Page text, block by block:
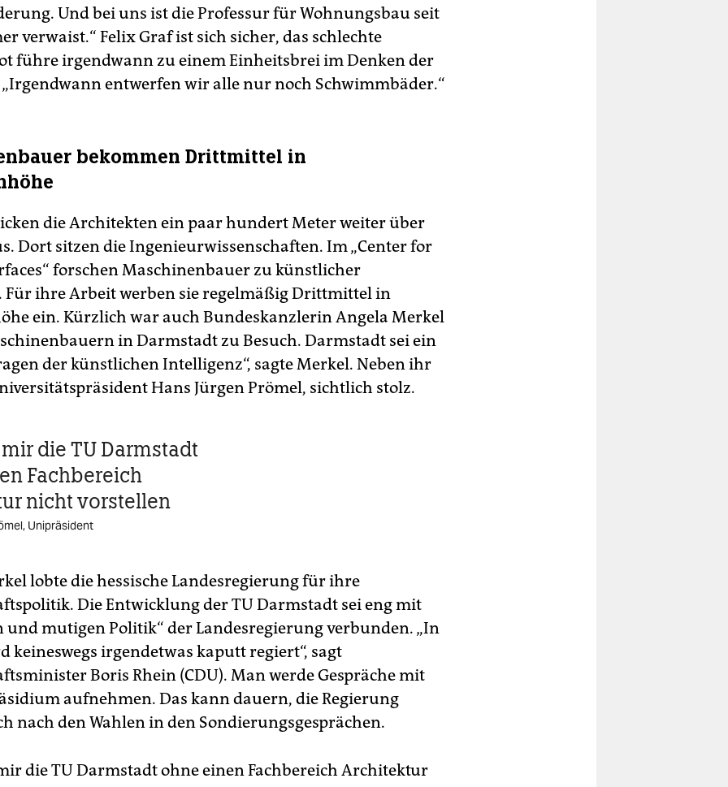
Und bei uns ist die Professur für Wohnungsbau seit
verwaist.“ Felix Graf ist sich sicher, das schlechte
führe irgendwann zu einem Einheitsbrei im Denken der
entwerfen wir alle nur noch Schwimmbäder.“
bekommen Drittmittel in
die Architekten ein paar hundert Meter weiter über
Dort sitzen die Ingenieurwissenschaften. Im „Center for
forschen Maschinenbauer zu künstlicher
Für ihre Arbeit werben sie regelmäßig Drittmittel in
ein. Kürzlich war auch Bundeskanzlerin Angela Merkel
in Darmstadt zu Besuch. Darmstadt sei ein
der künstlichen Intelligenz“, sagte Merkel. Neben ihr
Hans Jürgen Prömel, sichtlich stolz.
die TU Darmstadt
Fachbereich
nicht vorstellen
Unipräsident
lobte die hessische Landesregierung für ihre
Die Entwicklung der TU Darmstadt sei eng mit
und mutigen Politik“ der Landesregierung verbunden. „In
keineswegs irgendetwas kaputt regiert“, sagt
Boris Rhein (CDU). Man werde Gespräche mit
aufnehmen. Das kann dauern, die Regierung
nach den Wahlen in den Sondierungsgesprächen.
die TU Darmstadt ohne einen Fachbereich Architektur